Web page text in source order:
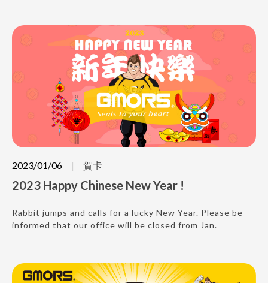
2023/01/06 賀卡
2023 Happy Chinese New Year !
Rabbit jumps and calls for a lucky New Year. Please be
informed that our office will be closed from Jan.